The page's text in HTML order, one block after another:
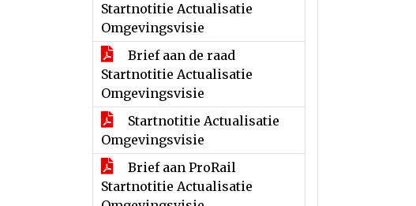
Startnotitie Actualisatie
Omgevingsvisie
Brief aan de raad
Startnotitie Actualisatie
Omgevingsvisie
Startnotitie Actualisatie
Omgevingsvisie
Brief aan ProRail
Startnotitie Actualisatie